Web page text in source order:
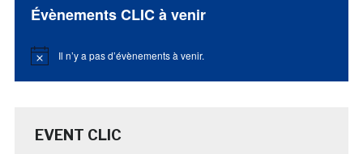
Évènements CLIC à venir
Notice Il n’y a pas d’évènements à venir.
EVENT CLIC